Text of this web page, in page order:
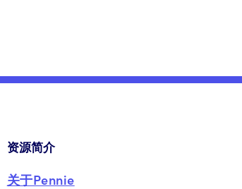
资源简介
关于Pennie